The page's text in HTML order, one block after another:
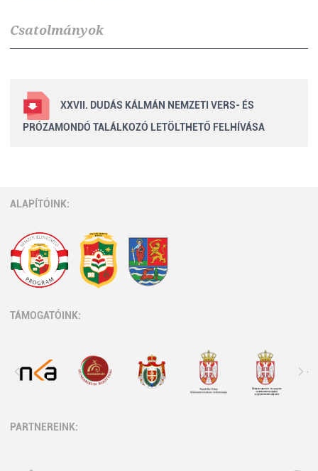
Csatolmányok
XXVII. DUDÁS KÁLMÁN NEMZETI VERS- ÉS
PRÓZAMONDÓ TALÁLKOZÓ LETÖLTHETŐ FELHÍVÁSA
ALAPÍTÓINK:
TÁMOGATÓINK:
PARTNEREINK: